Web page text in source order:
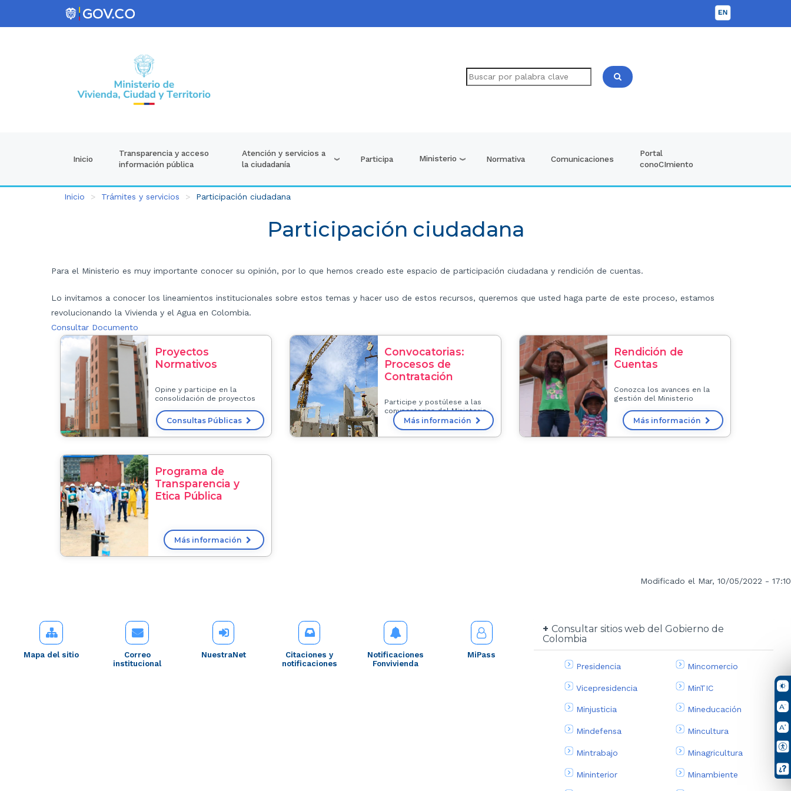
Inicio
Transparencia y acceso
información pública
Atención y servicios a
la ciudadanía
Participa Ministerio Normativa Comunicaciones
Portal
conoCImiento
Inicio Trámites y servicios Participación ciudadana
Participación ciudadana
Para el Ministerio es muy importante conocer su opinión, por lo que hemos creado este espacio de participación ciudadana y rendición de cuentas.
Lo invitamos a conocer los lineamientos institucionales sobre estos temas y hacer uso de estos recursos, queremos que usted haga parte de este proceso, estamos
revolucionando la Vivienda y el Agua en Colombia.
Consultar Documento
Proyectos
Normativos
Opine y participe en la
consolidación de proyectos
Consultas Públicas
Convocatorias:
Procesos de
Contratación
Participe y postúlese a las
convocatorias del Ministerio
Más información
Rendición de
Cuentas
Conozca los avances en la
gestión del Ministerio
Más información
Programa de
Transparencia y
Etica Pública
Más información
Modificado el Mar, 10/05/2022 - 17:10
Mapa del sitio
Correo
institucional
NuestraNet
Citaciones y
notificaciones
Notificaciones
Fonvivienda
MiPass
Consultar sitios web del Gobierno de
Colombia
Presidencia
Vicepresidencia
Minjusticia
Mindefensa
Mintrabajo
Mininterior
Mincomercio
MinTIC
Mineducación
Mincultura
Minagricultura
Minambiente